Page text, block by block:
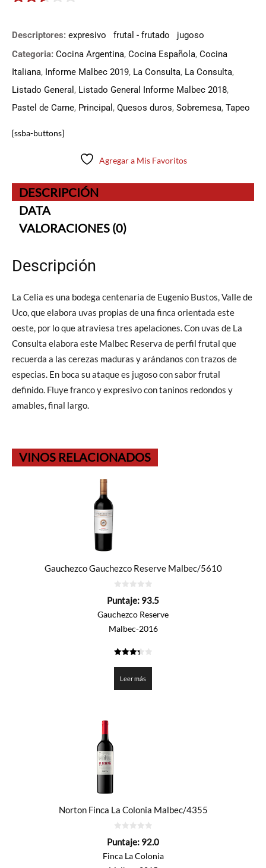
Descriptores: expresivo frutal - frutado
jugoso
Categoria: Cocina Argentina, Cocina Española, Cocina
Italiana, Informe Malbec 2019, La Consulta, La Consulta,
Listado General , Listado General Informe Malbec 2018,
Pastel de Carne, Principal , Quesos duros, Sobremesa, Tapeo
[ssba-buttons]
Agregar a Mis Favoritos
DESCRIPCIÓN
DATA
VALORACIONES (0)
Descripción
La Celia es una bodega centenaria de Eugenio Bustos, Valle de
Uco, que elabora uvas propias de una finca orientada este
oeste, por lo que atraviesa tres apelaciones. Con uvas de La
Consulta elabora este Malbec Reserva de perfil frutal que
recuerda a las cerezas maduras y arándanos con trazos de
especias. En boca su ataque es jugoso con sabor frutal
definido. Fluye franco y expresivo con taninos redondos y
amables, final largo.
VINOS RELACIONADOS
Gauchezco Gauchezco Reserve Malbec/5610
de
Puntaje: 93.5
Gauchezco Reserve
Malbec-2016
Leer más
Norton Finca La Colonia Malbec/4355
de
Puntaje: 92.0
Finca La Colonia